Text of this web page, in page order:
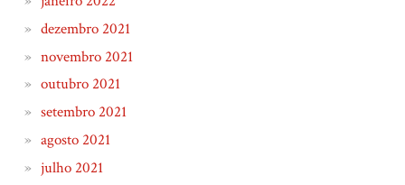
dezembro 2021
novembro 2021
outubro 2021
setembro 2021
agosto 2021
julho 2021